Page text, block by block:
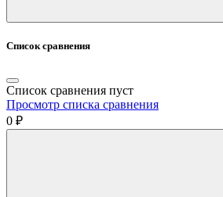
Список сравнения
Список сравнения пуст
Просмотр списка сравнения
0 ₽